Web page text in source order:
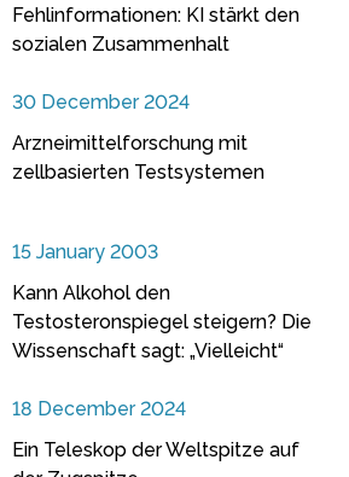
Fehlinformationen: KI stärkt den
sozialen Zusammenhalt
30 December 2024
Arzneimittelforschung mit
zellbasierten Testsystemen
15 January 2003
Kann Alkohol den
Testosteronspiegel steigern? Die
Wissenschaft sagt: „Vielleicht“
18 December 2024
Ein Teleskop der Weltspitze auf